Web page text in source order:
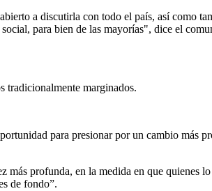
a discutirla con todo el país, así como
para bien de las mayorías", dice el
tradicionalmente marginados.
para presionar por un cambio más
profunda, en la medida en que quienes
de fondo”.